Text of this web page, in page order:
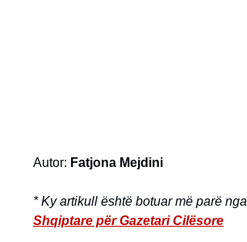
Autor: Fatjona Mejdini
* Ky artikull është botuar më parë nga
Shqiptare për Gazetari Cilësore